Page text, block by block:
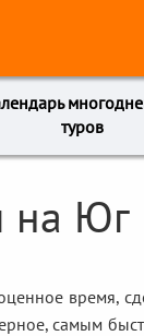
туров
на Юг
время,
самым